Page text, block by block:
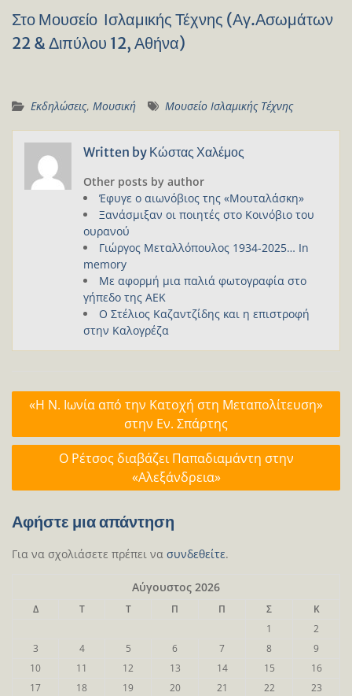
Στο Μουσείο Ισλαμικής Τέχνης (Αγ.Ασωμάτων
22 & Διπύλου 12, Αθήνα)
Εκδηλώσεις, Μουσική Μουσείο Ισλαμικής Τέχνης
Written by Κώστας Χαλέμος
Other posts by author
Έφυγε ο αιωνόβιος της «Μουταλάσκη»
Ξανάσμιξαν οι ποιητές στο Κοινόβιο του
ουρανού
Γιώργος Μεταλλόπουλος 1934-2025… In
memory
Με αφορμή μια παλιά φωτογραφία στο
γήπεδο της ΑΕΚ
Ο Στέλιος Καζαντζίδης και η επιστροφή
στην Καλογρέζα
Πλοήγηση
«Η Ν. Ιωνία από την Κατοχή στη Μεταπολίτευση»
στην Εν. Σπάρτης
Ο Ρέτσος διαβάζει Παπαδιαμάντη στην
«Αλεξάνδρεια»
Αφήστε μια απάντηση
Για να σχολιάσετε πρέπει να συνδεθείτε.
Αύγουστος 2026
Δ Τ Τ Π Π Σ
Κ
1
2
3
4 5 6 7 8
9
10
11 12 13 14 15
16
17
18 19 20 21 22 23